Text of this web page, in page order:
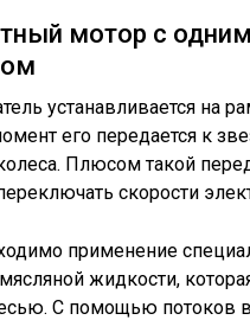
мотор с одним
устанавливается на
его передается к
Плюсом такой
скорости
применение
жидкости,
С помощью потоков